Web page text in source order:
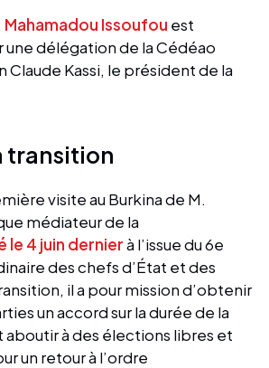
Mahamadou Issoufou est
délégation de la Cédéao
Claude Kassi, le président de la
transition
visite au Burkina de M.
médiateur de la
le 4 juin dernierà l’issue du 6e
des chefs d’État et des
il a pour mission d’obtenir
un accord sur la durée de la
aboutir à des élections libres et
un retour à l’ordre